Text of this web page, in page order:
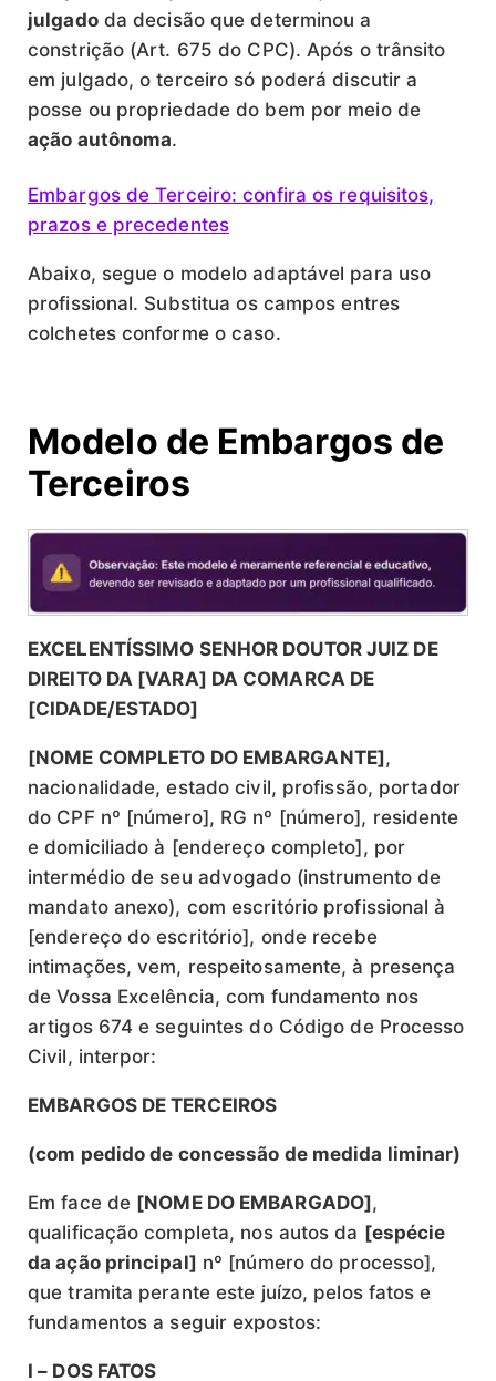
julgadoda decisão que determinou a
constrição (Art. 675 do CPC). Após o trânsito
em julgado, o terceiro só poderá discutir a
posse ou propriedade do bem por meio de
ação autônoma.
Embargos de Terceiro: confira os requisitos,
prazos e precedentes
Abaixo, segue o modelo adaptável para uso
profissional. Substitua os campos entres
colchetes conforme o caso.
Modelo de Embargos de
Terceiros
EXCELENTÍSSIMO SENHOR DOUTOR JUIZ DE
DIREITO DA [VARA] DA COMARCA DE
[CIDADE/ESTADO]
[NOME COMPLETO DO EMBARGANTE],
nacionalidade, estado civil, profissão, portador
do CPF nº [número], RG nº [número], residente
e domiciliado à [endereço completo], por
intermédio de seu advogado (instrumento de
mandato anexo), com escritório profissional à
[endereço do escritório], onde recebe
intimações, vem, respeitosamente, à presença
de Vossa Excelência, com fundamento nos
artigos 674 e seguintes do Código de Processo
Civil, interpor:
EMBARGOS DE TERCEIROS
(com pedido de concessão de medida liminar)
Em face de [NOME DO EMBARGADO],
qualificação completa, nos autos da [espécie
da ação principal] nº [número do processo],
que tramita perante este juízo, pelos fatos e
fundamentos a seguir expostos:
I – DOS FATOS